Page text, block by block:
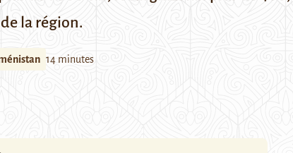
la région.
14 minutes